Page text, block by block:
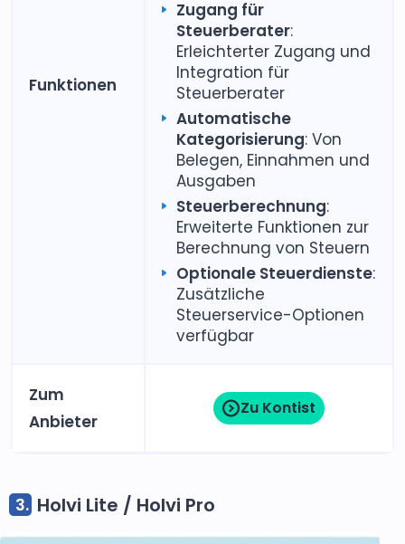
Funktionen
Zugang für
Steuerberater:
Erleichterter Zugang und
Integration für
Steuerberater
Automatische
Kategorisierung: Von
Belegen, Einnahmen und
Ausgaben
Steuerberechnung:
Erweiterte Funktionen zur
Berechnung von Steuern
Optionale Steuerdienste:
Zusätzliche
Steuerservice-Optionen
verfügbar
Zum
Anbieter
Zu Kontist
Holvi Lite / Holvi Pro